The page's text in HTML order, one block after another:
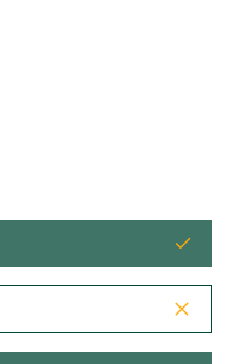
Kar és
részére.